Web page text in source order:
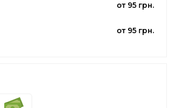
от 95 грн.
от 95 грн.